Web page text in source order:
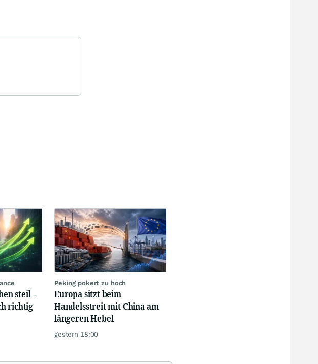
steil –
richtig
Peking pokert zu hoch
Europa sitzt beim
Handelsstreit mit China am
längeren Hebel
gestern 18:00